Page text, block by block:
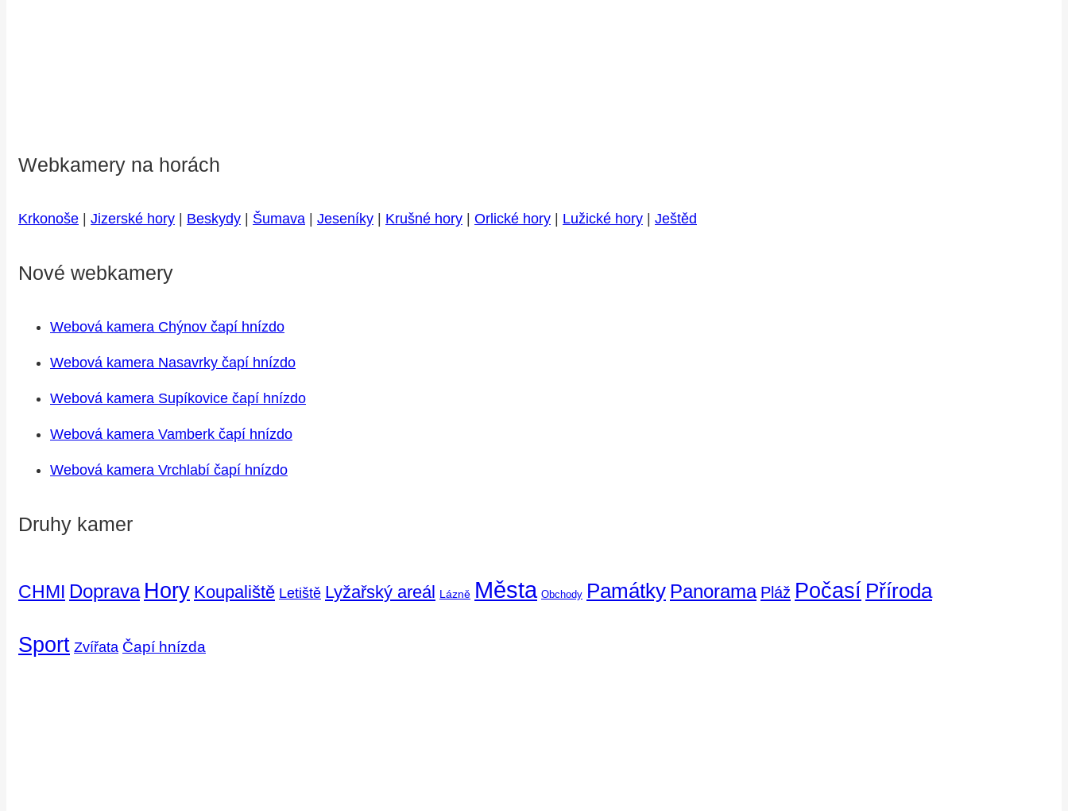
Webkamery na horách
Krkonoše | Jizerské hory | Beskydy | Šumava | Jeseníky | Krušné hory | Orlické hory | Lužické hory | Ještěd
Nové webkamery
Webová kamera Chýnov čapí hnízdo
Webová kamera Nasavrky čapí hnízdo
Webová kamera Supíkovice čapí hnízdo
Webová kamera Vamberk čapí hnízdo
Webová kamera Vrchlabí čapí hnízdo
Druhy kamer
CHMI Doprava Hory Koupaliště Letiště Lyžařský areál Lázně Města Obchody Památky Panorama Pláž Počasí Příroda
Sport Zvířata Čapí hnízda